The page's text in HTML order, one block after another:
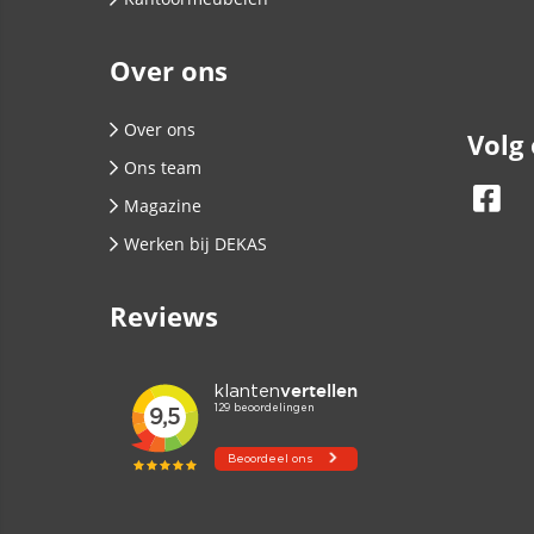
Over ons
Over ons
Ons team
Magazine
Werken bij DEKAS
Reviews
Volg